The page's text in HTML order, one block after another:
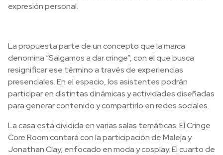
expresión personal.
La propuesta parte de un concepto que la marca
denomina “Salgamos a dar cringe”, con el que busca
resignificar ese término a través de experiencias
presenciales. En el espacio, los asistentes podrán
participar en distintas dinámicas y actividades diseñadas
para generar contenido y compartirlo en redes sociales.
La casa está dividida en varias salas temáticas. El Cringe
Core Room contará con la participación de Maleja y
Jonathan Clay, enfocado en moda y cosplay. El cuarto de